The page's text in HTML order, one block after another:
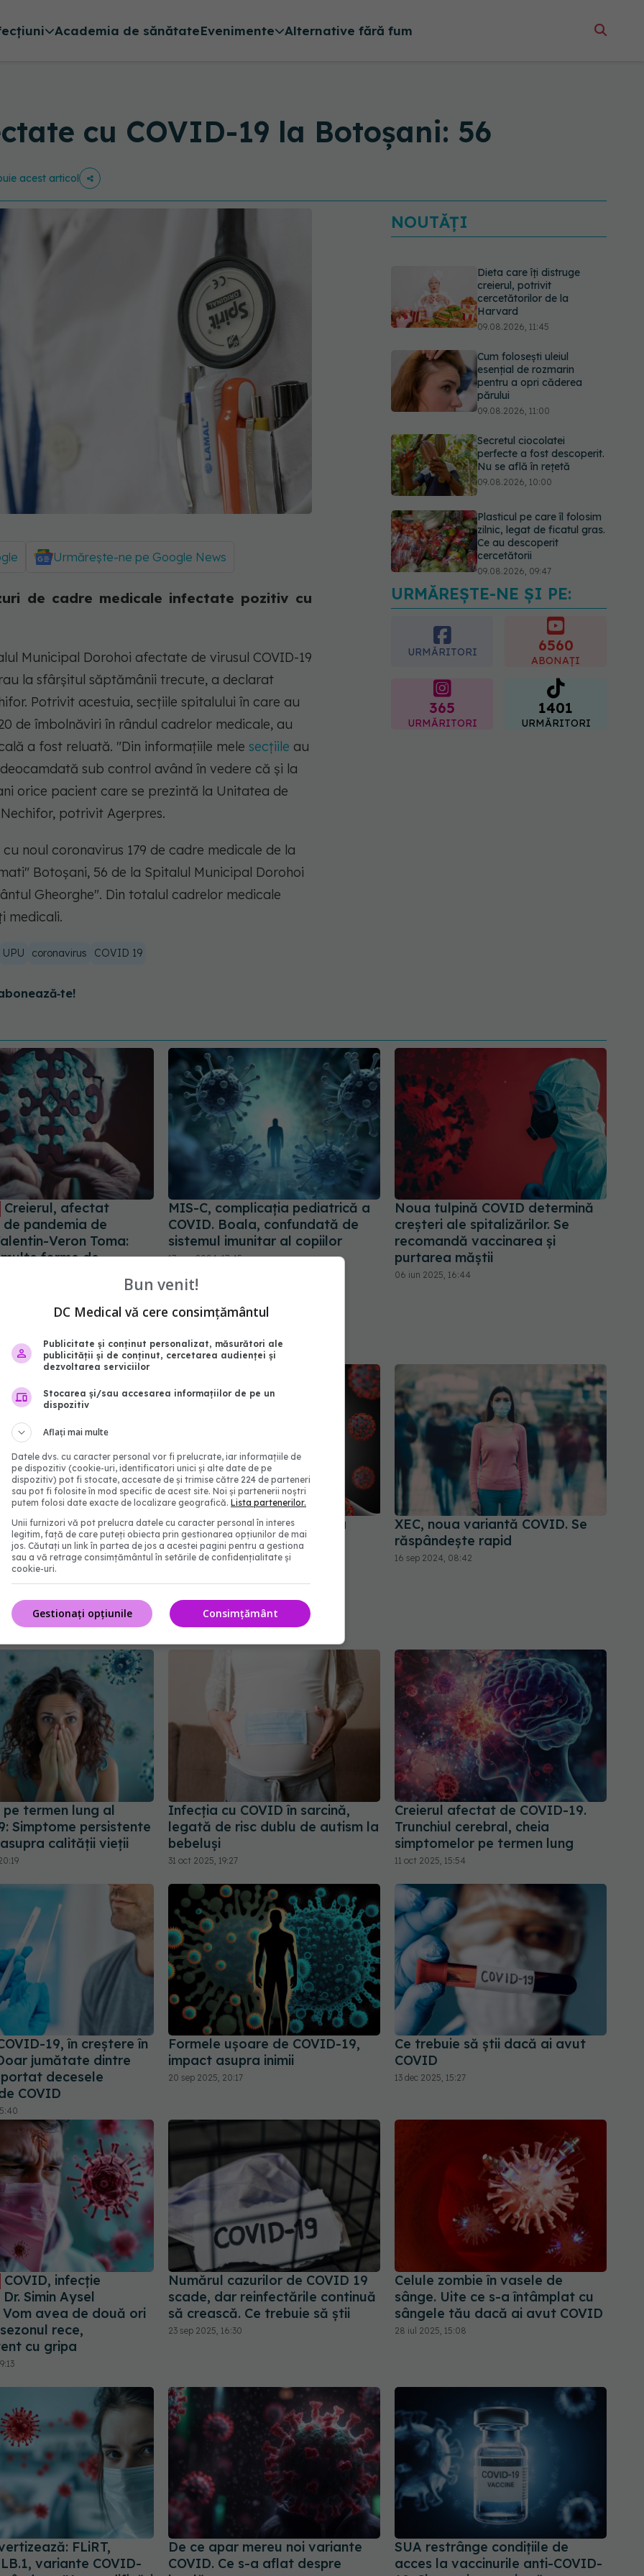
Academia de sănătateEvenimente Alternative fără fum
cu COVID-19 la Botoșani: 56
acest articol
Urmărește-ne pe Google News
de cadre medicale infectate pozitiv cu
Municipal Dorohoi afectate de virusul COVID-19
la sfârşitul săptămânii trecute, a declarat
Potrivit acestuia, secţiile spitalului în care au
de îmbolnăviri în rândul cadrelor medicale, au
a fost reluată. "Din informaţiile mele secţiile au
sub control având în vedere că şi la
orice pacient care se prezintă la Unitatea de
potrivit Agerpres.
noul coronavirus 179 de cadre medicale de la
Botoşani, 56 de la Spitalul Municipal Dorohoi
Gheorghe". Din totalul cadrelor medicale
medicali.
UPU coronavirus COVID 19
NOUTĂȚI
Dieta care îți distruge
creierul, potrivit
cercetătorilor de la
Harvard
09.08.2026, 11:45
Cum folosești uleiul
esențial de rozmarin
pentru a opri căderea
părului
09.08.2026, 11:00
Secretul ciocolatei
perfecte a fost descoperit.
Nu se află în rețetă
09.08.2026, 10:00
Plasticul pe care îl folosim
zilnic, legat de ficatul gras.
Ce au descoperit
cercetătorii
09.08.2026, 09:47
Mai trebuie să numărăm
caloriile ca să slăbim? Ce
se schimbă în era
medicamentelor GLP-1
09.08.2026, 12:00
URMĂREȘTE-NE ȘI PE:
URMĂRITORI 6560
ABONAȚI
365
URMĂRITORI
1401
URMĂRITORI
Creierul, afectat
pandemia de
Veron Toma:
forme de
demență. E o
a unor fenomene
să fie într-un ritm
MIS-C, complicația pediatrică a
COVID. Boala, confundată de
sistemul imunitar al copiilor
17 aug 2024, 17:45
Noua tulpină COVID determină
creșteri ale spitalizărilor. Se
recomandă vaccinarea și
purtarea măștii
06 iun 2025, 16:44
Paxlovid: când apare în
cine îl poate lua. Cum
nirmatrelvir și
din
S-a semnat
Va fi disponibil la
medicului
Long COVID, impact asupra
creierului
25 mai 2026, 14:52
XEC, noua variantă COVID. Se
răspândește rapid
16 sep 2024, 08:42
termen lung al
Simptome persistente
calității vieții
Infecția cu COVID în sarcină,
legată de risc dublu de autism la
bebeluși
31 oct 2025, 19:27
Creierul afectat de COVID-19.
Trunchiul cerebral, cheia
simptomelor pe termen lung
11 oct 2025, 15:54
19, în creștere în
jumătate dintre
decesele
COVID
Formele ușoare de COVID-19,
impact asupra inimii
20 sep 2025, 20:17
Ce trebuie să știi dacă ai avut
COVID
13 dec 2025, 15:27
COVID, infecție
Simin Aysel
Vom avea de două ori
rece,
cu gripa
Numărul cazurilor de COVID 19
scade, dar reinfectările continuă
să crească. Ce trebuie să știi
23 sep 2025, 16:30
Celule zombie în vasele de
sânge. Uite ce s-a întâmplat cu
sângele tău dacă ai avut COVID
28 iul 2025, 15:08
FLiRT,
LB.1, variante COVID-
De ce apar mereu noi variante
COVID. Ce s-a aflat despre
SUA restrânge condiţiile de
acces la vaccinurile anti-COVID-
Bun venit!
DC Medical vă cere consimțământul
Publicitate și conținut personalizat, măsurători ale
publicității și de conținut, cercetarea audienței și
dezvoltarea serviciilor
Stocarea și/sau accesarea informațiilor de pe un
dispozitiv
Aflați mai multe
Datele dvs. cu caracter personal vor fi prelucrate, iar informațiile de
pe dispozitiv (cookie-uri, identificatori unici și alte date de pe
dispozitiv) pot fi stocate, accesate de și trimise către 224 de parteneri
sau pot fi folosite în mod specific de acest site. Noi și partenerii noștri
putem folosi date exacte de localizare geografică. Lista partenerilor.
Unii furnizori vă pot prelucra datele cu caracter personal în interes
legitim, față de care puteți obiecta prin gestionarea opțiunilor de mai
jos. Căutați un link în partea de jos a acestei pagini pentru a gestiona
sau a vă retrage consimțământul în setările de confidențialitate și
cookie-uri.
Consimțământ
Gestionați opțiunile